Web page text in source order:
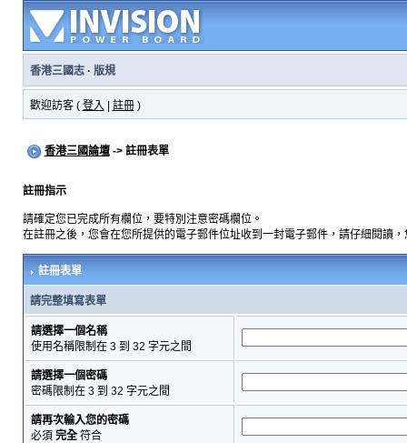
香港三國志· 版規
歡迎訪客 ( 登入 註冊)
香港三國論壇-> 註冊表單
註冊指示
請確定您已完成所有欄位，要特別注意密碼欄位。
在註冊之後，您會在您所提供的電子郵件位址收到一封電子郵件，請仔細閱讀
註冊表單
請完整填寫表單
請選擇一個名稱
使用名稱限制在 3 到 32 字元之間
請選擇一個密碼
密碼限制在 3 到 32 字元之間
請再次輸入您的密碼
必須 完全符合